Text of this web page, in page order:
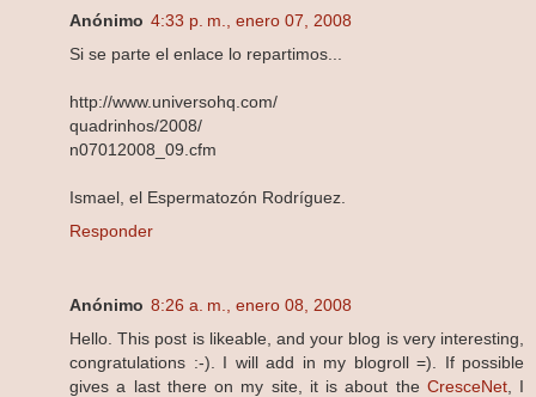
Anónimo 4:33 p. m., enero 07, 2008
Si se parte el enlace lo repartimos...
http://www.universohq.com/
quadrinhos/2008/
n07012008_09.cfm
Ismael, el Espermatozón Rodríguez.
Responder
Anónimo 8:26 a. m., enero 08, 2008
Hello. This post is likeable, and your blog is very interesting,
congratulations :-). I will add in my blogroll =). If possible
gives a last there on my site, it is about the CresceNet, I